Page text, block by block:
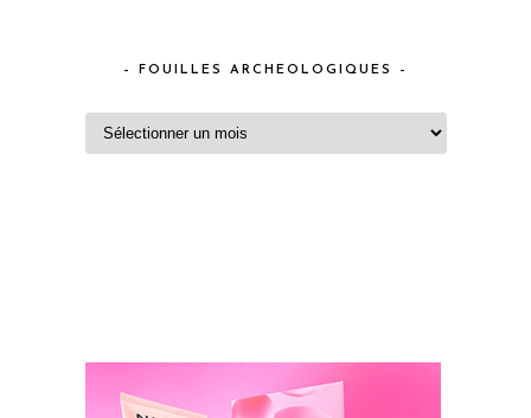
– FOUILLES ARCHEOLOGIQUES –